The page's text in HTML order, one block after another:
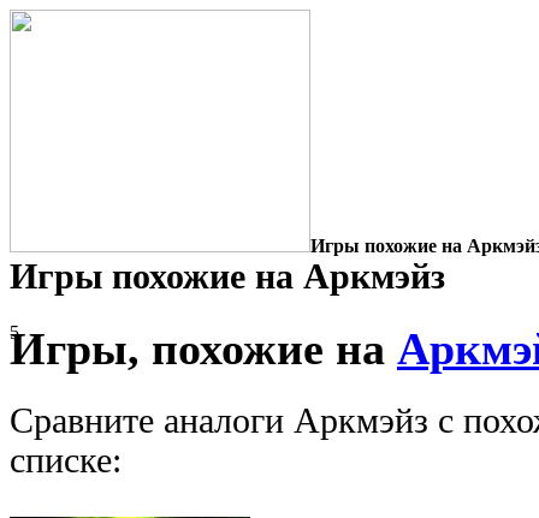
Игры похожие на
Игры похожие на Аркмэйз
5
Игры, похожие на
Сравните аналоги Аркмэйз с
списке: